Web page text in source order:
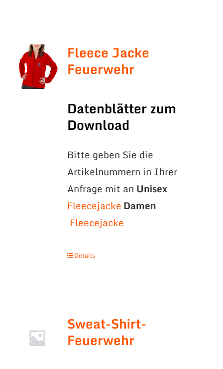
Fleece Jacke
Feuerwehr
Datenblätter zum
Download
Bitte geben Sie die
Artikelnummern in Ihrer
Anfrage mit an Unisex
FleecejackeDamen
Fleecejacke
Details
Sweat-Shirt-
Feuerwehr